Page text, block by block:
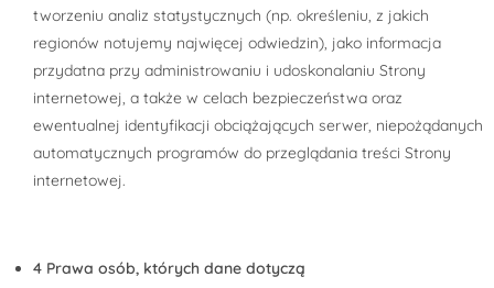
tworzeniu analiz statystycznych (np. określeniu, z jakich
regionów notujemy najwięcej odwiedzin), jako informacja
przydatna przy administrowaniu i udoskonalaniu Strony
internetowej, a także w celach bezpieczeństwa oraz
ewentualnej identyfikacji obciążających serwer, niepożądanych
automatycznych programów do przeglądania treści Strony
internetowej.
4 Prawa osób, których dane dotyczą